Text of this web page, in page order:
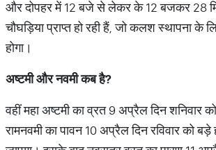
और दोपहर में 12 बजे से लेकर के 12 बजकर 28
चौघड़िया प्राप्त हो रही हैं, जो कलश स्थापना के
होगा।
अष्टमीऔरनवमीकबहै?
वहीं महा अष्टमी का व्रत 9 अप्रैल दिन शनिवार
रामनवमी का पावन 10 अप्रैल दिन रविवार को बड़े